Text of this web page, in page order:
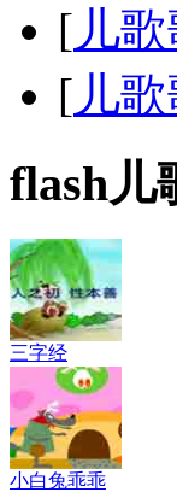
[ 儿
[ 儿
flash儿
三字经
小白兔乖乖